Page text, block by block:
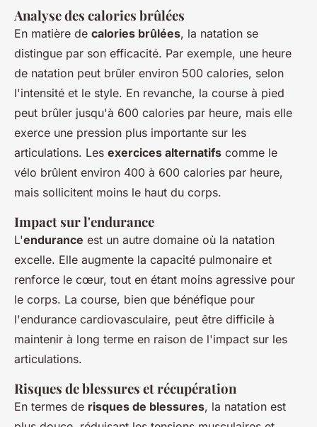
Analyse des calories brûlées
En matière de calories brûlées, la natation se
distingue par son efficacité. Par exemple, une heure
de natation peut brûler environ 500 calories, selon
l'intensité et le style. En revanche, la course à pied
peut brûler jusqu'à 600 calories par heure, mais elle
exerce une pression plus importante sur les
articulations. Les exercices alternatifs comme le
vélo brûlent environ 400 à 600 calories par heure,
mais sollicitent moins le haut du corps.
Impact sur l'endurance
L'endurance est un autre domaine où la natation
excelle. Elle augmente la capacité pulmonaire et
renforce le cœur, tout en étant moins agressive pour
le corps. La course, bien que bénéfique pour
l'endurance cardiovasculaire, peut être difficile à
maintenir à long terme en raison de l'impact sur les
articulations.
Risques de blessures et récupération
En termes de risques de blessures, la natation est